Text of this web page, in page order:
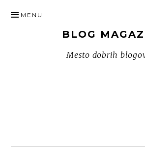
TO
BLOG
Mesto dobrih
MENU